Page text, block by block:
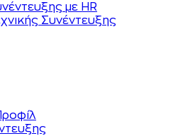
με HR
Συνέντευξης